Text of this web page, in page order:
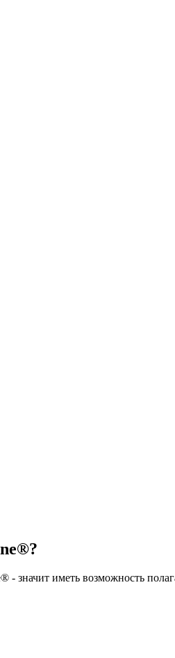
- значит иметь возможность